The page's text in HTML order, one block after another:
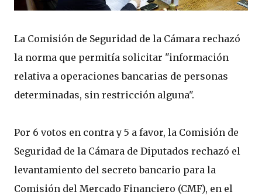
La Comisión de Seguridad de la Cámara rechazó
la norma que permitía solicitar "información
relativa a operaciones bancarias de personas
determinadas, sin restricción alguna".
Por 6 votos en contra y 5 a favor, la Comisión de
Seguridad de la Cámara de Diputados rechazó el
levantamiento del secreto bancario para la
Comisión del Mercado Financiero (CMF), en el